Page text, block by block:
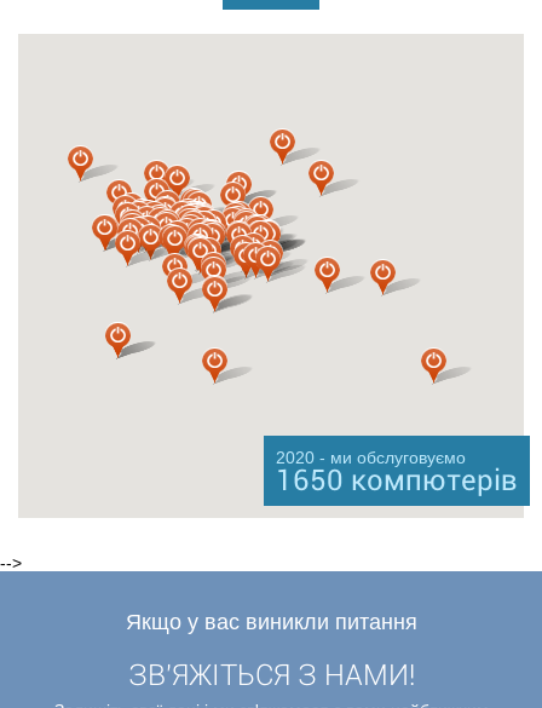
2020 - ми обслуговуємо
1650 компютерів
-->
Якщо у вас виникли питання
ЗВ'ЯЖІТЬСЯ З НАМИ!